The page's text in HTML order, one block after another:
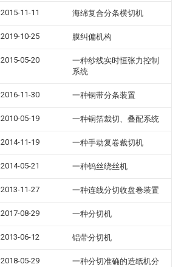
2015-11-11 海绵复合分条横切机
2019-10-25 膜纠偏机构
2015-05-20
一种纱线实时恒张力控制
系统
2016-11-30 一种铜带分条装置
2010-05-19 一种铜箔裁切、叠配系统
2014-11-19 一种手动复卷裁切机
2014-05-21 一种钨丝绕丝机
2013-11-27 一种连线分切收盘卷装置
2017-08-29 一种分切机
2013-06-12 铝带分切机
2018-05-29
一种分切准确的造纸机分